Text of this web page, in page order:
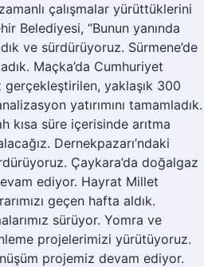
çalışmalar yürüttüklerini
Belediyesi, “Bunun yanında
ve sürdürüyoruz. Sürmene’de
Maçka’da Cumhuriyet
yaklaşık 300
yatırımını tamamladık.
kısa süre içerisinde arıtma
Dernekpazarı’ndaki
Çaykara’da doğalgaz
ediyor. Hayrat Millet
geçen hafta aldık.
sürüyor. Yomra ve
projelerimizi yürütüyoruz.
projemiz devam ediyor.